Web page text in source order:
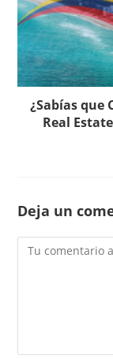
¿Sabías que
Real
Deja un